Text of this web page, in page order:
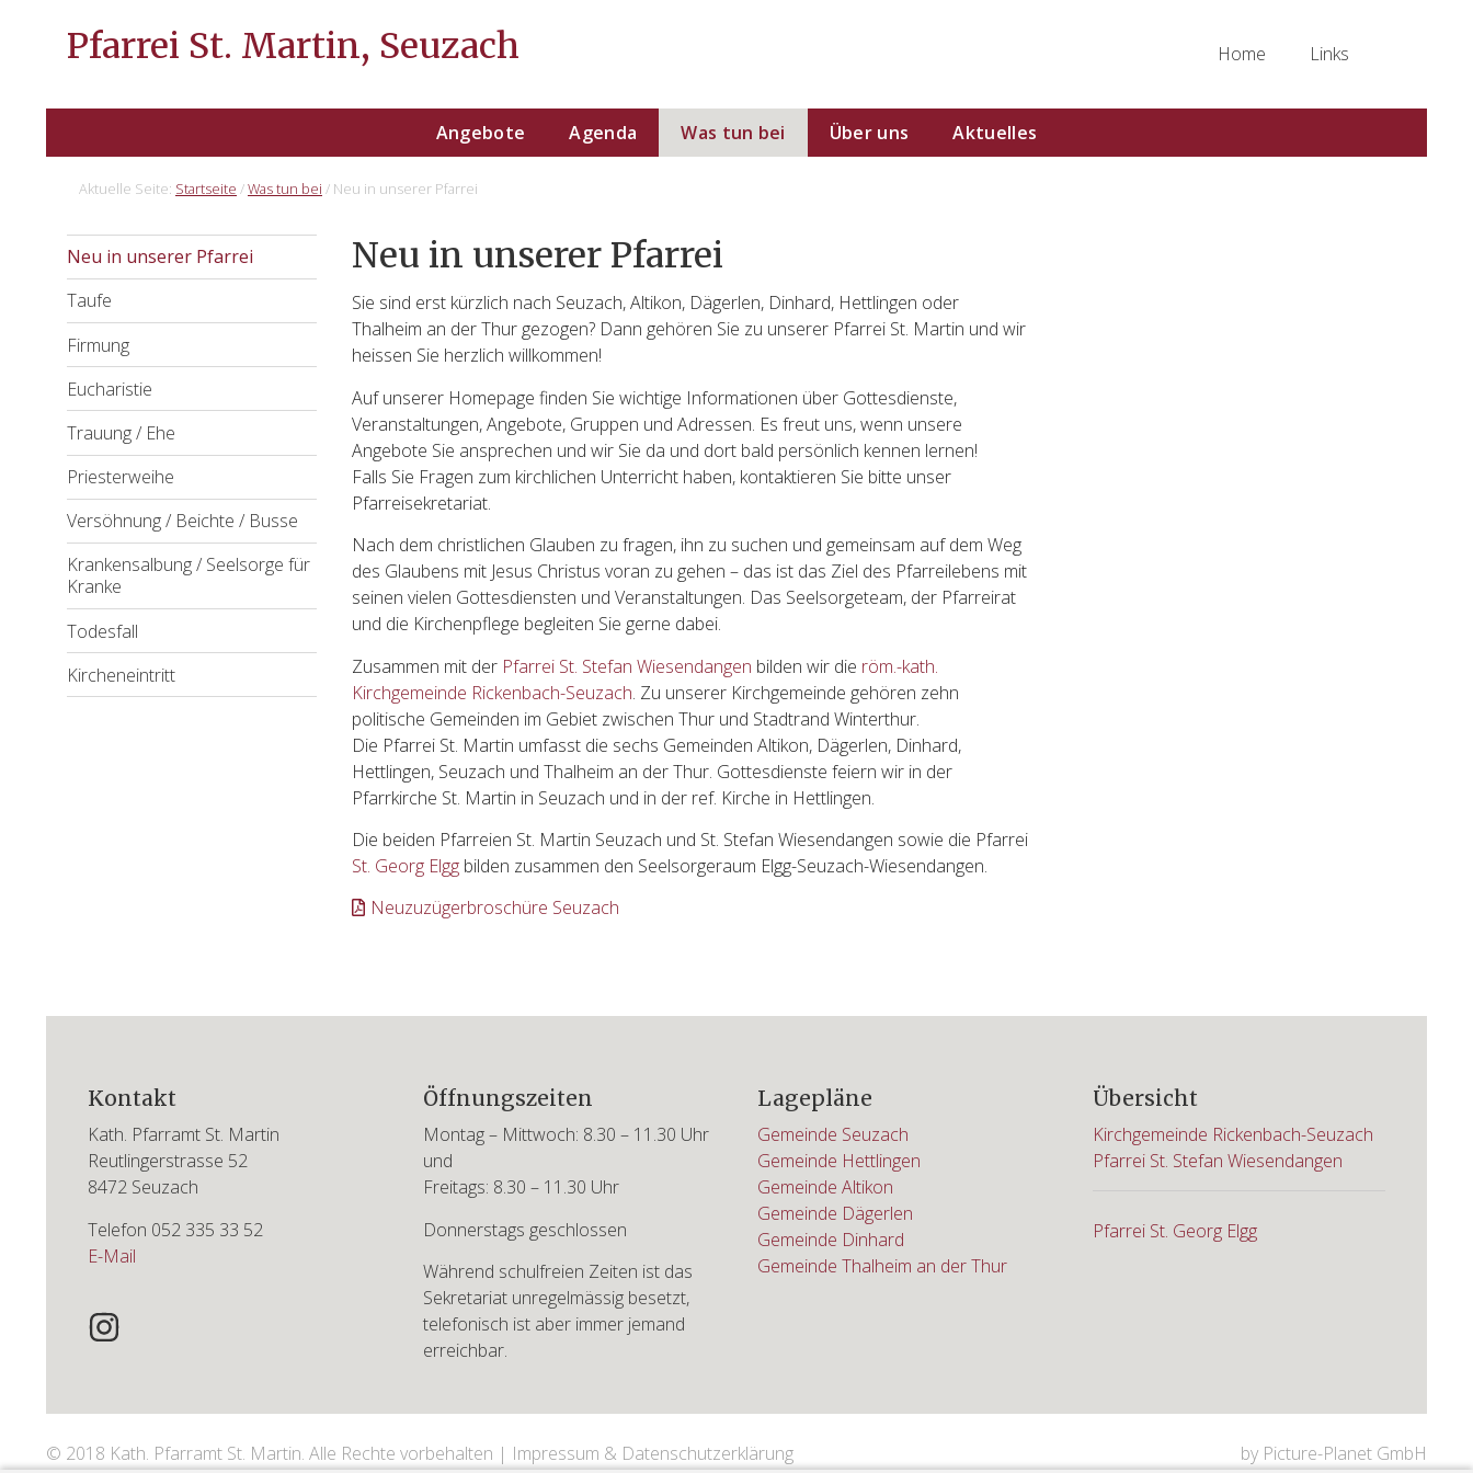
Pfarrei St. Martin, Seuzach Home Links
Angebote Agenda Was tun bei Über uns Aktuelles
Aktuelle Seite: Startseite /Was tun bei / Neu in unserer Pfarrei
Neu in unserer Pfarrei
Sie sind erst kürzlich nach Seuzach, Altikon, Dägerlen, Dinhard, Hettlingen oder
Thalheim an der Thur gezogen? Dann gehören Sie zu unserer Pfarrei St. Martin und wir
heissen Sie herzlich willkommen!
Auf unserer Homepage finden Sie wichtige Informationen über Gottesdienste,
Veranstaltungen, Angebote, Gruppen und Adressen. Es freut uns, wenn unsere
Angebote Sie ansprechen und wir Sie da und dort bald persönlich kennen lernen!
Falls Sie Fragen zum kirchlichen Unterricht haben, kontaktieren Sie bitte unser
Pfarreisekretariat.
Nach dem christlichen Glauben zu fragen, ihn zu suchen und gemeinsam auf dem Weg
des Glaubens mit Jesus Christus voran zu gehen – das ist das Ziel des Pfarreilebens mit
seinen vielen Gottesdiensten und Veranstaltungen. Das Seelsorgeteam, der Pfarreirat
und die Kirchenpflege begleiten Sie gerne dabei.
Zusammen mit der Pfarrei St. Stefan Wiesendangen bilden wir die röm.-kath.
Kirchgemeinde Rickenbach-Seuzach. Zu unserer Kirchgemeinde gehören zehn
politische Gemeinden im Gebiet zwischen Thur und Stadtrand Winterthur.
Die Pfarrei St. Martin umfasst die sechs Gemeinden Altikon, Dägerlen, Dinhard,
Hettlingen, Seuzach und Thalheim an der Thur. Gottesdienste feiern wir in der
Pfarrkirche St. Martin in Seuzach und in der ref. Kirche in Hettlingen.
Die beiden Pfarreien St. Martin Seuzach und St. Stefan Wiesendangen sowie die Pfarrei
St. Georg Elggbilden zusammen den Seelsorgeraum Elgg-Seuzach-Wiesendangen.
Neuzuzügerbroschüre Seuzach
Zweit-
Sidebar
(Secondary)
Neu in unserer Pfarrei
Taufe
Firmung
Eucharistie
Trauung / Ehe
Priesterweihe
Versöhnung / Beichte / Busse
Krankensalbung / Seelsorge für
Kranke
Todesfall
Kircheneintritt
Kontakt
Kath. Pfarramt St. Martin
Reutlingerstrasse 52
8472 Seuzach
Telefon 052 335 33 52
E-Mail
Öffnungszeiten
Montag – Mittwoch: 8.30 – 11.30 Uhr
und
Freitags: 8.30 – 11.30 Uhr
Donnerstags geschlossen
Während schulfreien Zeiten ist das
Sekretariat unregelmässig besetzt,
telefonisch ist aber immer jemand
erreichbar.
Lagepläne
Gemeinde Seuzach
Gemeinde Hettlingen
Gemeinde Altikon
Gemeinde Dägerlen
Gemeinde Dinhard
Gemeinde Thalheim an der Thur
Übersicht
Kirchgemeinde Rickenbach-Seuzach
Pfarrei St. Stefan Wiesendangen
Pfarrei St. Georg Elgg
© 2018 Kath. Pfarramt St. Martin. Alle Rechte vorbehalten | Impressum & Datenschutzerklärung
by Picture-Planet GmbH